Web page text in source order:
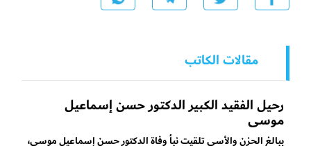
مقالات الكاتب
رحيل الفقيد الكبير الدكتور حسن إسماعيل
موسى
ببالغ الحزن والأسى تلقيت نبأ وفاة الدكتور حسن إسماعيل موسى،